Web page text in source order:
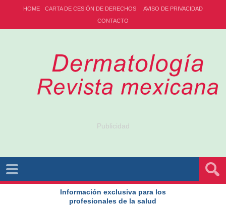
HOME CARTA DE CESIÓN DE DERECHOS
AVISO DE PRIVACIDAD
CONTACTO
Publicidad
Información exclusiva para los
profesionales de la salud